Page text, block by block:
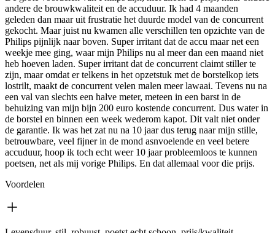
andere de brouwkwaliteit en de accuduur. Ik had 4 maanden
geleden dan maar uit frustratie het duurde model van de concurrent
gekocht. Maar juist nu kwamen alle verschillen ten opzichte van de
Philips pijnlijk naar boven. Super irritant dat de accu maar net een
weekje mee ging, waar mijn Philips nu al meer dan een maand niet
heb hoeven laden. Super irritant dat de concurrent claimt stiller te
zijn, maar omdat er telkens in het opzetstuk met de borstelkop iets
lostrilt, maakt de concurrent velen malen meer lawaai. Tevens nu na
een val van slechts een halve meter, meteen in een barst in de
behuizing van mijn bijn 200 euro kostende concurrent. Dus water in
de borstel en binnen een week wederom kapot. Dit valt niet onder
de garantie. Ik was het zat nu na 10 jaar dus terug naar mijn stille,
betrouwbare, veel fijner in de mond asnvoelende en veel betere
accuduur, hoop ik toch echt weer 10 jaar probleemloos te kunnen
poetsen, net als mij vorige Philips. En dat allemaal voor die prijs.
Voordelen